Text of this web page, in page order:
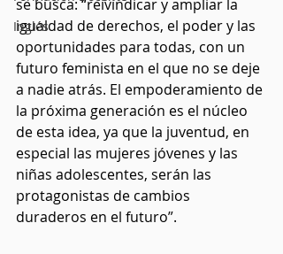
Inglés
se busca: “reivindicar y ampliar la
igualdad de derechos, el poder y las
oportunidades para todas, con un
futuro feminista en el que no se deje
a nadie atrás. El empoderamiento de
la próxima generación es el núcleo
de esta idea, ya que la juventud, en
especial las mujeres jóvenes y las
niñas adolescentes, serán las
protagonistas de cambios
duraderos en el futuro”.